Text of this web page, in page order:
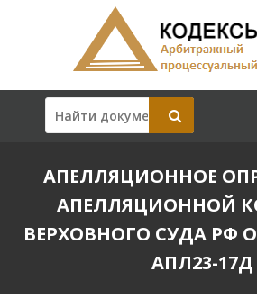
АПЕЛЛЯЦИОННОЕ
АПЕЛЛЯЦИОННОЙ
ВЕРХОВНОГО СУДА РФ ОТ
АПЛ23-17Д